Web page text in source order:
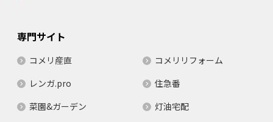
専門サイト
コメリ産直
コメリリフォーム
レンガ.pro
住急番
菜園&ガーデン
灯油宅配